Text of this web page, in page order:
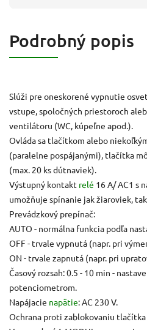
Podrobný popis
Slúži pre oneskorené vypnutie
vstupe, spoločných priestoroch
ventilátoru (WC, kúpeľne apod.).
Ovláda sa tlačítkom alebo
(paralelne pospájanými), tlačítka
(max. 20 ks dútnaviek).
Výstupný kontakt relé 16 A/ AC1 s
umožňuje spínanie jak žiaroviek,
Prevádzkový prepínač:
AUTO - normálna funkcia podľa
OFF - trvale vypnutá (napr. pri
ON - trvale zapnutá (napr. pri
Časový rozsah: 0.5 - 10 min -
potenciometrom.
Napájacie napätie: AC 230 V.
Ochrana proti zablokovaniu tlačítka